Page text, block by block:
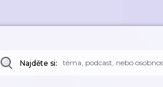
Najděte si: